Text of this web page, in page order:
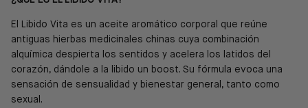
El Libido Vita es un aceite aromático corporal que reúne
antiguas hierbas medicinales chinas cuya combinación
alquímica despierta los sentidos y acelera los latidos del
corazón, dándole a la libido un boost. Su fórmula evoca una
sensación de sensualidad y bienestar general, tanto como
sexual.